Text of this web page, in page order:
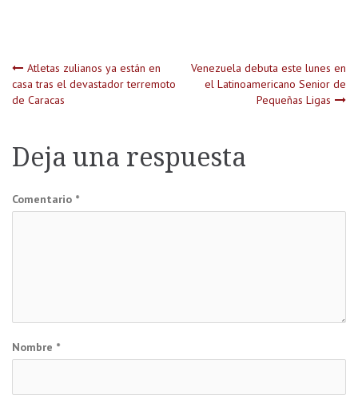
Navegación
de
entradas
Atletas zulianos ya están en
casa tras el devastador terremoto
de Caracas
Venezuela debuta este lunes en
el Latinoamericano Senior de
Pequeñas Ligas
Deja una respuesta
Comentario *
Nombre *